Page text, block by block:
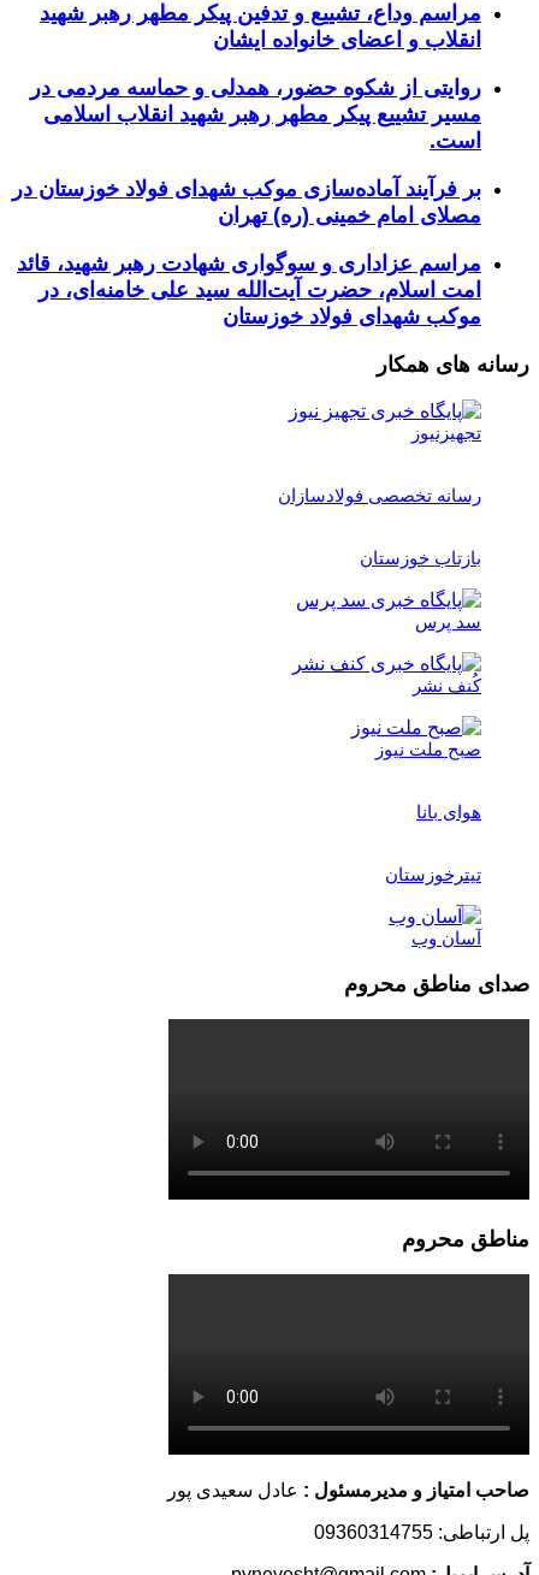
مراسم وداع، تشییع و تدفین پیکر مطهر رهبر شهید
انقلاب و اعضای خانواده ایشان
روایتی از شکوه حضور، همدلی و حماسه مردمی در
مسیر تشییع پیکر مطهر رهبر شهید انقلاب اسلامی
است.
بر فرآیند آماده‌سازی موکب شهدای فولاد خوزستان در
مصلای امام خمینی (ره) تهران
مراسم عزاداری و سوگواری شهادت رهبر شهید، قائد
امت اسلام، حضرت آیت‌الله سید علی خامنه‌ای، در
موکب شهدای فولاد خوزستان
رسانه های همکار
تجهیزنیوز
رسانه تخصصی فولادسازان
بازتاب خوزستان
سد پرس
کُنف نشر
صبح ملت نیوز
هوای بانا
تیترخوزستان
آسان وب
صدای مناطق محروم
مناطق محروم
صاحب امتیاز و مدیرمسئول : عادل سعیدی پور
پل ارتباطی: 09360314755